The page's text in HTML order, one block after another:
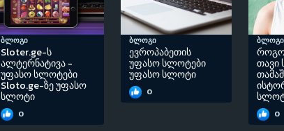
ბლოგი
Sloter.ge-ს
ალტერნატივა -
უფასო სლოტები
Sloto.ge-ზე უფასო
სლოტი
0
ბლოგი
ევროპაბეთის
უფასო სლოტები
უფასო სლოტი
0
ბლოგი
თავი
0